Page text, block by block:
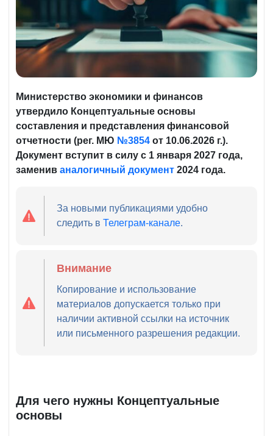
Министерство экономики и финансов
утвердило Концептуальные основы
составления и представления финансовой
отчетности (рег. МЮ №3854 от 10.06.2026 г.).
Документ вступит в силу с 1 января 2027 года,
заменив аналогичный документ 2024 года.
За новыми публикациями удобно
следить вТелеграм-канале.
Внимание
Копирование и использование
материалов допускается только при
наличии активной ссылки на источник
или письменного разрешения редакции.
Для чего нужны Концептуальные
основы